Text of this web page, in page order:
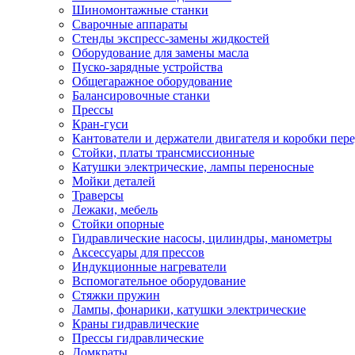
Шиномонтажные станки
Сварочные аппараты
Стенды экспресс-замены жидкостей
Оборудование для замены масла
Пуско-зарядные устройства
Общегаражное оборудование
Балансировочные станки
Прессы
Кран-гуси
Кантователи и держатели двигателя и коробки
Стойки, платы трансмиссионные
Катушки электрические, лампы переносные
Мойки деталей
Траверсы
Лежаки, мебель
Стойки опорные
Гидравлические насосы, цилиндры, манометры
Аксессуары для прессов
Индукционные нагреватели
Вспомогательное оборудование
Стяжки пружин
Лампы, фонарики, катушки электрические
Краны гидравлические
Прессы гидравлические
Домкраты